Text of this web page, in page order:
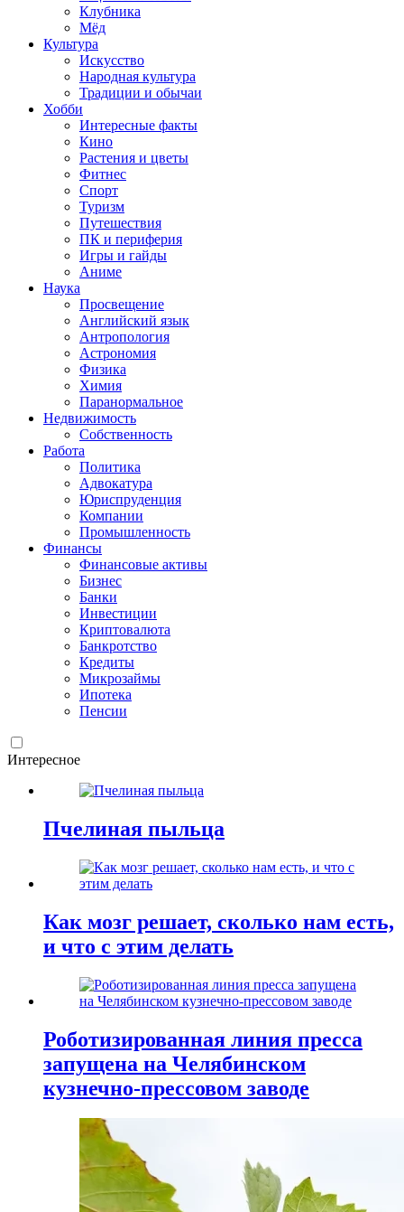
Клубника
Мёд
Культура
Искусство
Народная культура
Традиции и обычаи
Хобби
Интересные факты
Кино
Растения и цветы
Фитнес
Спорт
Туризм
Путешествия
ПК и периферия
Игры и гайды
Аниме
Наука
Просвещение
Английский язык
Антропология
Астрономия
Физика
Химия
Паранормальное
Недвижимость
Собственность
Работа
Политика
Адвокатура
Юриспруденция
Компании
Промышленность
Финансы
Финансовые активы
Бизнес
Банки
Инвестиции
Криптовалюта
Банкротство
Кредиты
Микрозаймы
Ипотека
Пенсии
Интересное
Пчелиная пыльца
Как мозг решает, сколько нам есть,
и что с этим делать
Роботизированная линия пресса
запущена на Челябинском
кузнечно-прессовом заводе